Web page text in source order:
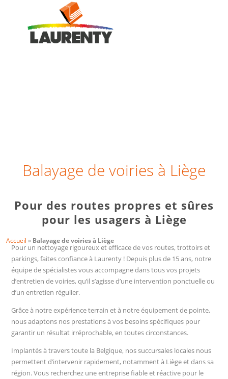
Accueil » Balayage de voiries à Liège
Balayage de voiries à Liège
Pour des routes propres et sûres
pour les usagers à Liège
Pour un nettoyage rigoureux et efficace de vos routes, trottoirs et
parkings, faites confiance à Laurenty ! Depuis plus de 15 ans, notre
équipe de spécialistes vous accompagne dans tous vos projets
d’entretien de voiries, qu’il s’agisse d’une intervention ponctuelle ou
d’un entretien régulier.
Grâce à notre expérience terrain et à notre équipement de pointe,
nous adaptons nos prestations à vos besoins spécifiques pour
garantir un résultat irréprochable, en toutes circonstances.
Implantés à travers toute la Belgique, nos succursales locales nous
permettent d’intervenir rapidement, notamment à Liège et dans sa
région. Vous recherchez une entreprise fiable et réactive pour le